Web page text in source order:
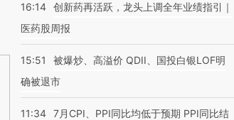
16:14 创新药再活跃，龙头上调全年业绩指引｜
医药股周报
15:51
被爆炒、高溢价 QDII、国投白银LOF明
确被退市
11:34 7月CPI、PPI同比均低于预期 PPI同比结